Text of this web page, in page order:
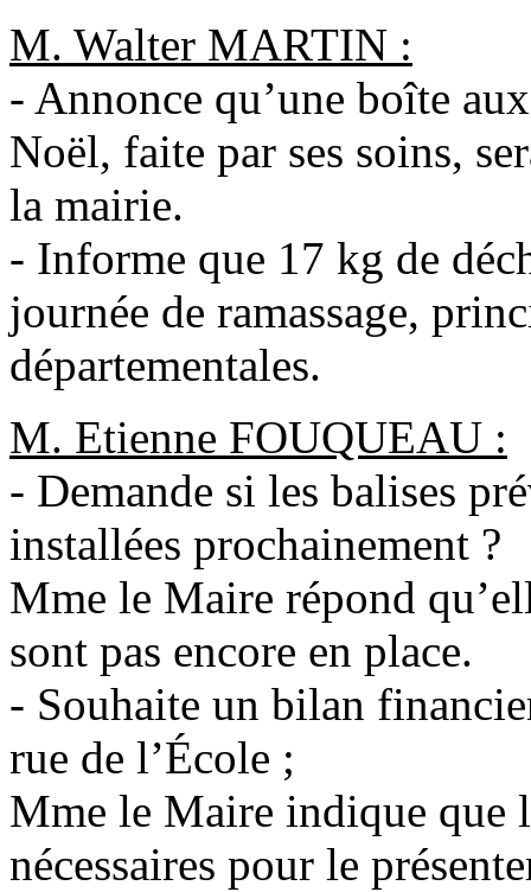
M. Walter MARTIN :
- Annonce qu’une boîte
Noël, faite par ses soins,
la mairie.
- Informe que 17 kg de
journée de ramassage,
départementales.
M. Etienne FOUQUEAU :
- Demande si les balises
installées prochainement ?
Mme le Maire répond
sont pas encore en place.
- Souhaite un bilan
rue de l’École ;
Mme le Maire indique que
nécessaires pour le